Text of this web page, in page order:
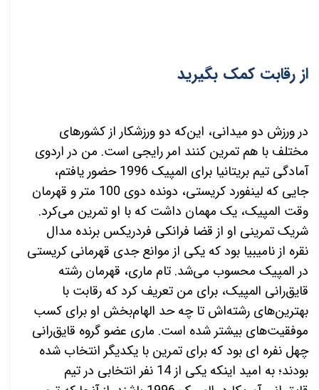
از رقابت کمک بگیرید
در ورزش دو میدانی، این‌که دو ورزشکار از کشورهای
مختلف با هم تمرین کنند امر رایجی است. من در اردوی
آمادگی تیم بریتانیا برای المپیک 1996 حضور یافتم،
جایی که لینفورد کریستی، دونده دوی 100 متر و قهرمان
وقت المپیک، یک مهمان داشت که با او تمرین می‌کرد.
شریک تمرینی او از قضا فرانکی فردریکس برنده مدال
نقره از نامیبیا بود که یکی از موانع جدی قهرمانی کریستی
در المپیک محسوب می‌شد. تام ماری، قهرمان رشته
قایق‌رانی المپیک، برای من تعریف کرد که رقابت با
بهترین‌های رشته‌اش تا چه حد الهام‌بخش او برای کسب
موفقیت‌های بیشتر شده است. ماری عضو گروه قایق‌رانی
چهل نفره ای بود که برای تمرین با یکدیگر انتخاب شده
بودند؛ به امید اینکه یکی از 14 نفر انتخابی در تیم